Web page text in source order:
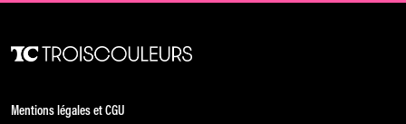
Mentions légales et CGU